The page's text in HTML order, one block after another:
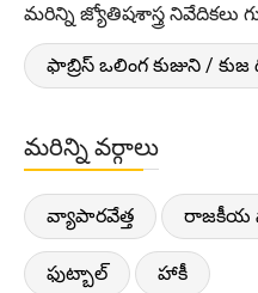
మరిన్ని జ్యోతిషశాస్త్ర నివేదికలు
ఫాబ్రిస్ ఒలింగ కుజుని /
మరిన్ని వర్గాలు
వ్యాపారవేత్త రాజకీయ
ఫుట్బాల్ హాకీ